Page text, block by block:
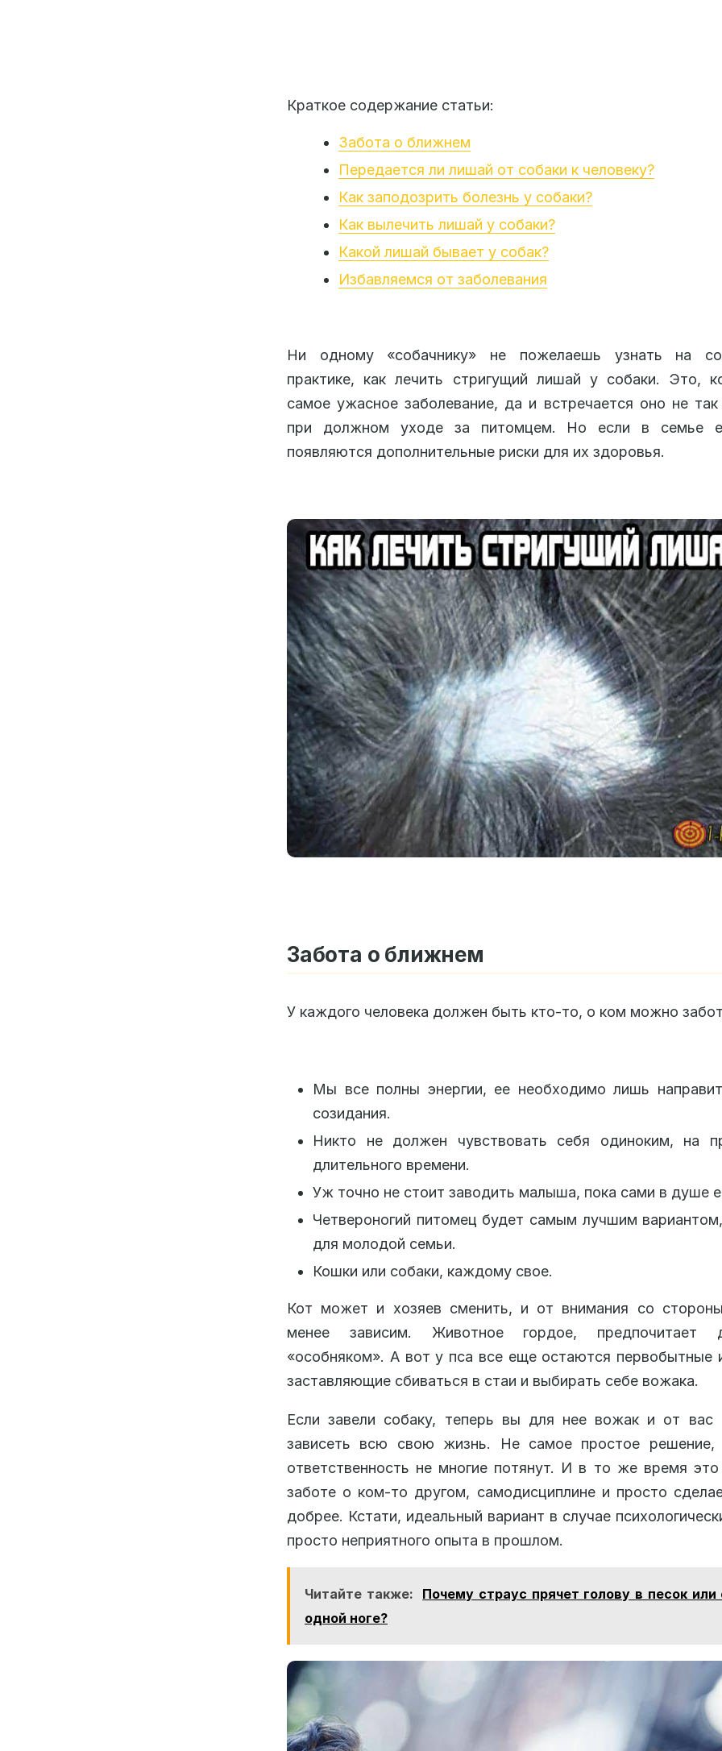
Краткое содержание статьи:
Забота о ближнем
Передается ли лишай от собаки к человеку?
Как заподозрить болезнь у собаки?
Как вылечить лишай у собаки?
Какой лишай бывает у собак?
Избавляемся от заболевания
Ни одному «собачнику» не пожелаешь узнать на
практике, как лечить стригущий лишай у собаки. Это,
самое ужасное заболевание, да и встречается оно не
при должном уходе за питомцем. Но если в семье
появляются дополнительные риски для их здоровья.
Забота о ближнем
У каждого человека должен быть кто-то, о ком можно
Мы все полны энергии, ее необходимо лишь
созидания.
Никто не должен чувствовать себя одиноким, на
длительного времени.
Уж точно не стоит заводить малыша, пока сами в душе
Четвероногий питомец будет самым лучшим
для молодой семьи.
Кошки или собаки, каждому свое.
Кот может и хозяев сменить, и от внимания со
менее зависим. Животное гордое, предпочитает
«особняком». А вот у пса все еще остаются первобытные
заставляющие сбиваться в стаи и выбирать себе вожака.
Если завели собаку, теперь вы для нее вожак и от вас
зависеть всю свою жизнь. Не самое простое решение,
ответственность не многие потянут. И в то же время это
заботе о ком-то другом, самодисциплине и просто
добрее. Кстати, идеальный вариант в случае
просто неприятного опыта в прошлом.
Читайте также:
Почему страус прячет голову в песок или
одной ноге?